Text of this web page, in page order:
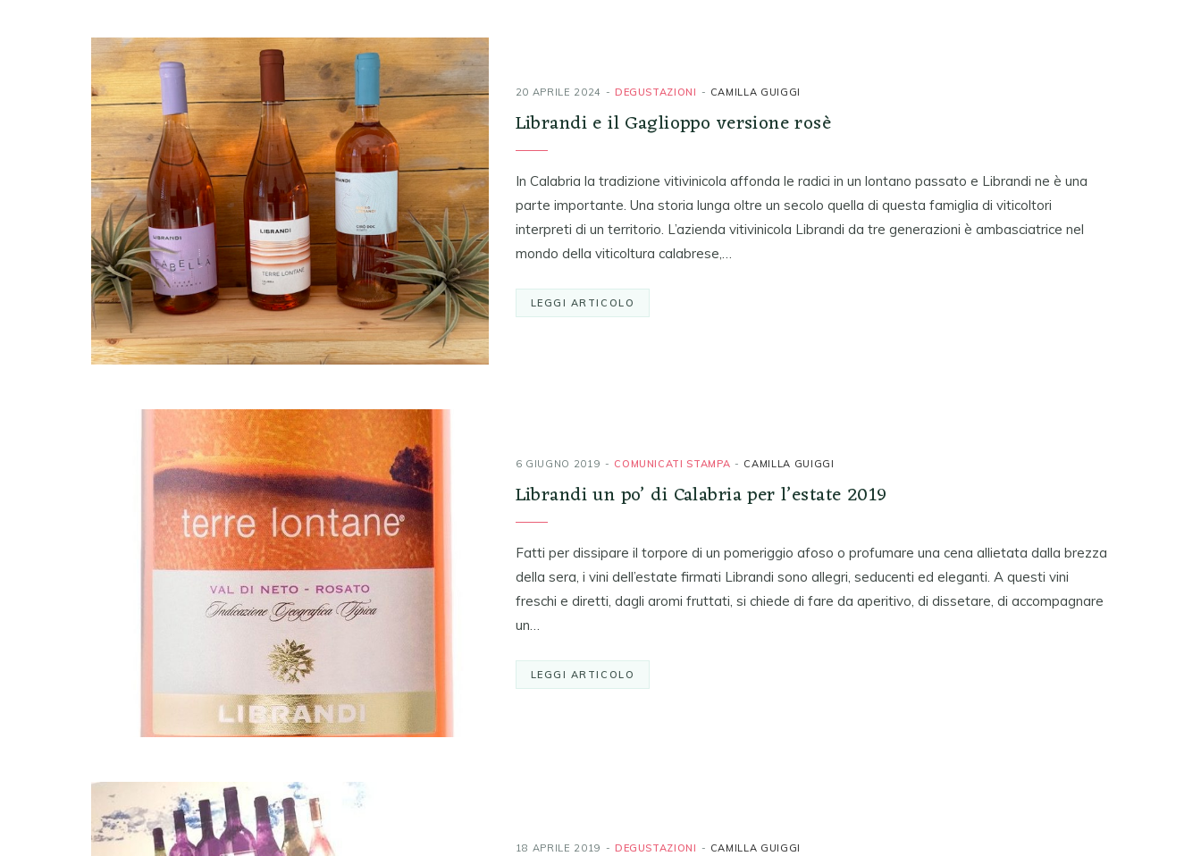
20 APRILE 2024 DEGUSTAZIONI CAMILLA GUIGGI
Librandi e il Gaglioppo versione rosè
In Calabria la tradizione vitivinicola affonda le radici in un lontano passato e Librandi ne è una
parte importante. Una storia lunga oltre un secolo quella di questa famiglia di viticoltori
interpreti di un territorio. L’azienda vitivinicola Librandi da tre generazioni è ambasciatrice nel
mondo della viticoltura calabrese,…
LEGGI ARTICOLO
6 GIUGNO 2019 COMUNICATI STAMPA CAMILLA GUIGGI
Librandi un po’ di Calabria per l’estate 2019
Fatti per dissipare il torpore di un pomeriggio afoso o profumare una cena allietata dalla brezza
della sera, i vini dell’estate firmati Librandi sono allegri, seducenti ed eleganti. A questi vini
freschi e diretti, dagli aromi fruttati, si chiede di fare da aperitivo, di dissetare, di accompagnare
un…
LEGGI ARTICOLO
18 APRILE 2019 DEGUSTAZIONI CAMILLA GUIGGI